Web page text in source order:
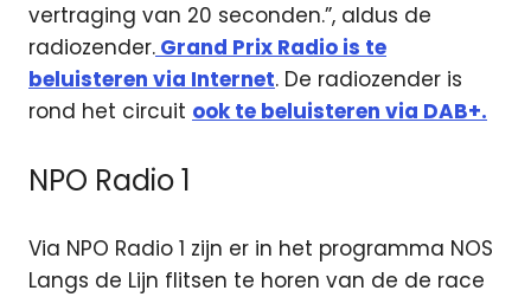
vertraging van 20 seconden.”, aldus de
radiozender. Grand Prix Radio is te
beluisteren via Internet. De radiozender is
rond het circuit ook te beluisteren via DAB+.
NPO Radio 1
Via NPO Radio 1 zijn er in het programma NOS
Langs de Lijn flitsen te horen van de de race